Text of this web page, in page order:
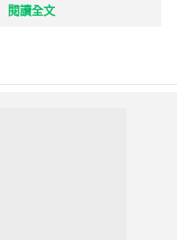
閱讀全文